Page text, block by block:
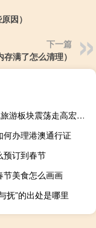
因）
下一篇
满了怎么清理）
A股在线旅游板块震荡走高宏景科技20CM涨停华策影视、海看股份、粤传媒、祥源文旅、探路者、桂林旅游跟涨
何办理港澳通行证
预订到春节
节美食怎么画画
抚”的出处是哪里